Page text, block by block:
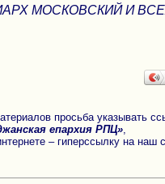
МОСКОВСКИЙ И
просьба указывать
епархия РПЦ»
– гиперссылку на наш